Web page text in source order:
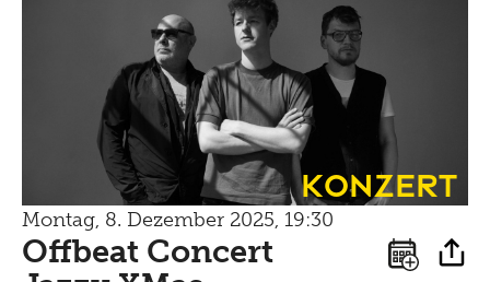
Konzert
Montag, 8. Dezember 2025, 19:30
Offbeat Concert